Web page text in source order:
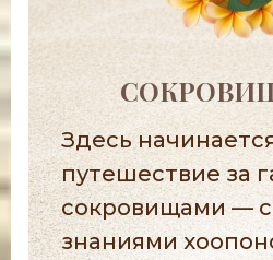
Здесь
путешествие за
сокровищами —
знаниями